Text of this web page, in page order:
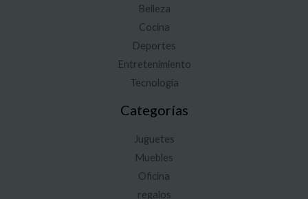
Belleza
Cocina
Deportes
Entretenimiento
Tecnología
Categorías
Juguetes
Muebles
Oficina
regalos